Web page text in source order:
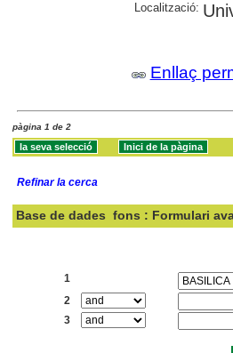
Localització:
Enllaç
pàgina 1 de 2
Refinar la cerca
Base de dades fons : Formulari
1
2
3